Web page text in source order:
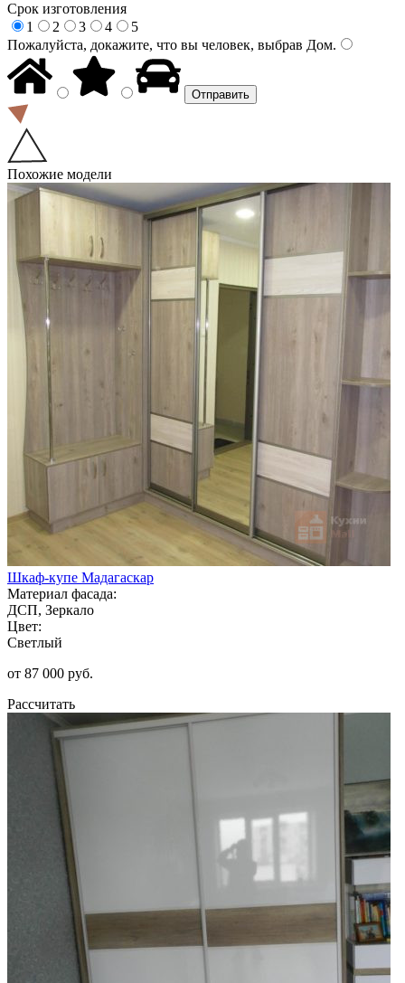
Срок изготовления
1
2 3 4
5
Пожалуйста, докажите, что вы человек, выбрав Дом.
Похожие модели
Шкаф-купе Мадагаскар
Материал фасада:
ДСП, Зеркало
Цвет:
Светлый
от 87 000 руб.
Рассчитать